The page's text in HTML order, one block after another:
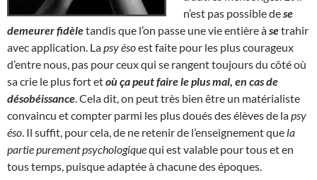
n’est pas possible dese
demeurer fidèletandis que l’on passe une vie entière àsetrahir
avec application. Lapsy ésoest faite pour les plus courageux
d’entre nous, pas pour ceux qui se rangent toujours du côté où
sa crie le plus fort etoù ça peut faire le plus mal, en cas de
désobéissance . Cela dit, on peut très bien être un matérialiste
convaincu et compter parmi les plus doués des élèves de lapsy
éso . Il suffit, pour cela, de ne retenir de l’enseignement que la
partie purement psychologiquequi est valable pour tous et en
tous temps, puisque adaptée à chacune des époques.